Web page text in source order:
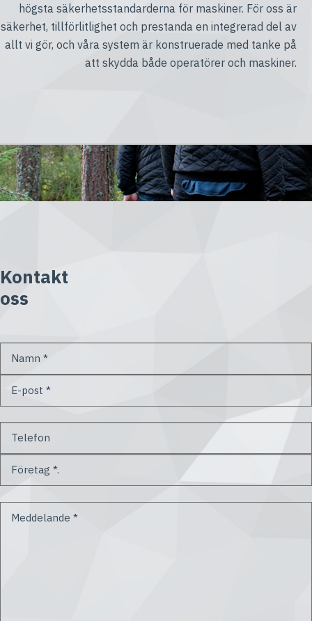
högsta säkerhetsstandarderna för maskiner. För oss är
säkerhet, tillförlitlighet och prestanda en integrerad del av
allt vi gör, och våra system är konstruerade med tanke på
att skydda både operatörer och maskiner.
Kontakt
oss